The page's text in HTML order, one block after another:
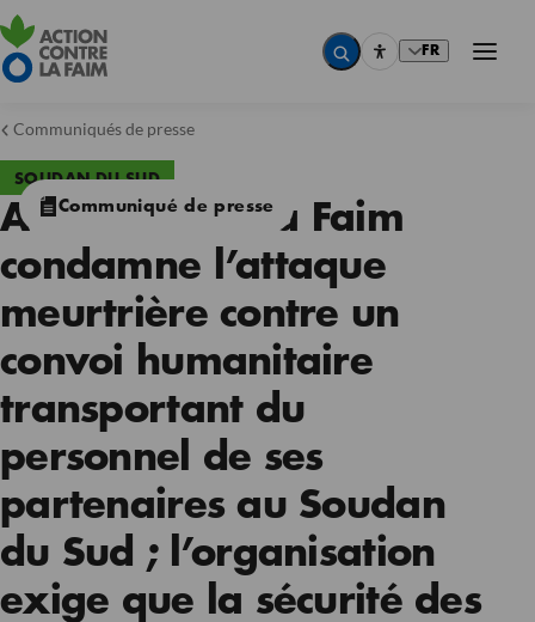
FR
Communiqués de presse
SOUDAN DU SUD
Communiqué de presse
Action contre la Faim
condamne l’attaque
meurtrière contre un
convoi humanitaire
transportant du
personnel de ses
partenaires au Soudan
du Sud ; l’organisation
exige que la sécurité des